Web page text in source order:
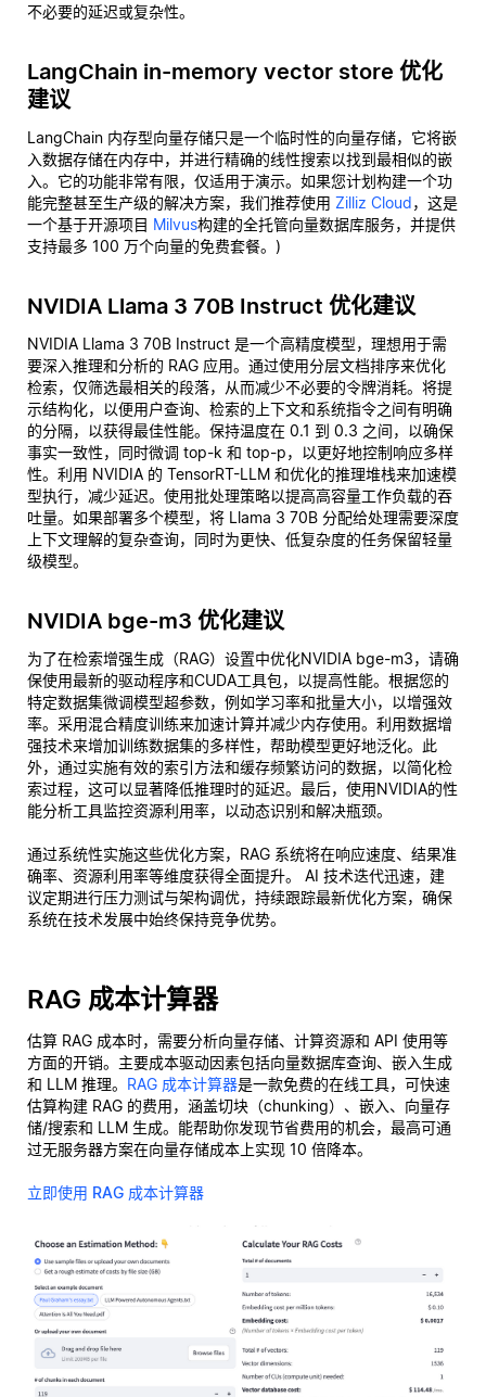
不必要的延迟或复杂性。
LangChain in-memory vector store 优化
建议
LangChain 内存型向量存储只是一个临时性的向量存储，它将嵌
入数据存储在内存中，并进行精确的线性搜索以找到最相似的嵌
入。它的功能非常有限，仅适用于演示。如果您计划构建一个功
能完整甚至生产级的解决方案，我们推荐使用 Zilliz Cloud，这是
一个基于开源项目 Milvus构建的全托管向量数据库服务，并提供
支持最多 100 万个向量的免费套餐。)
NVIDIA Llama 3 70B Instruct 优化建议
NVIDIA Llama 3 70B Instruct 是一个高精度模型，理想用于需
要深入推理和分析的 RAG 应用。通过使用分层文档排序来优化
检索，仅筛选最相关的段落，从而减少不必要的令牌消耗。将提
示结构化，以便用户查询、检索的上下文和系统指令之间有明确
的分隔，以获得最佳性能。保持温度在 0.1 到 0.3 之间，以确保
事实一致性，同时微调 top-k 和 top-p，以更好地控制响应多样
性。利用 NVIDIA 的 TensorRT-LLM 和优化的推理堆栈来加速模
型执行，减少延迟。使用批处理策略以提高高容量工作负载的吞
吐量。如果部署多个模型，将 Llama 3 70B 分配给处理需要深度
上下文理解的复杂查询，同时为更快、低复杂度的任务保留轻量
级模型。
NVIDIA bge-m3 优化建议
为了在检索增强生成（RAG）设置中优化NVIDIA bge-m3，请确
保使用最新的驱动程序和CUDA工具包，以提高性能。根据您的
特定数据集微调模型超参数，例如学习率和批量大小，以增强效
率。采用混合精度训练来加速计算并减少内存使用。利用数据增
强技术来增加训练数据集的多样性，帮助模型更好地泛化。此
外，通过实施有效的索引方法和缓存频繁访问的数据，以简化检
索过程，这可以显著降低推理时的延迟。最后，使用NVIDIA的性
能分析工具监控资源利用率，以动态识别和解决瓶颈。
通过系统性实施这些优化方案，RAG 系统将在响应速度、结果准
确率、资源利用率等维度获得全面提升。 AI 技术迭代迅速，建
议定期进行压力测试与架构调优，持续跟踪最新优化方案，确保
系统在技术发展中始终保持竞争优势。
RAG 成本计算器
估算 RAG 成本时，需要分析向量存储、计算资源和 API 使用等
方面的开销。主要成本驱动因素包括向量数据库查询、嵌入生成
和 LLM 推理。 RAG 成本计算器是一款免费的在线工具，可快速
估算构建 RAG 的费用，涵盖切块（chunking）、嵌入、向量存
储/搜索和 LLM 生成。能帮助你发现节省费用的机会，最高可通
过无服务器方案在向量存储成本上实现 10 倍降本。
立即使用 RAG 成本计算器